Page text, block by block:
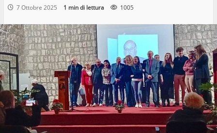
7 Ottobre 2025 1 min di lettura 1005